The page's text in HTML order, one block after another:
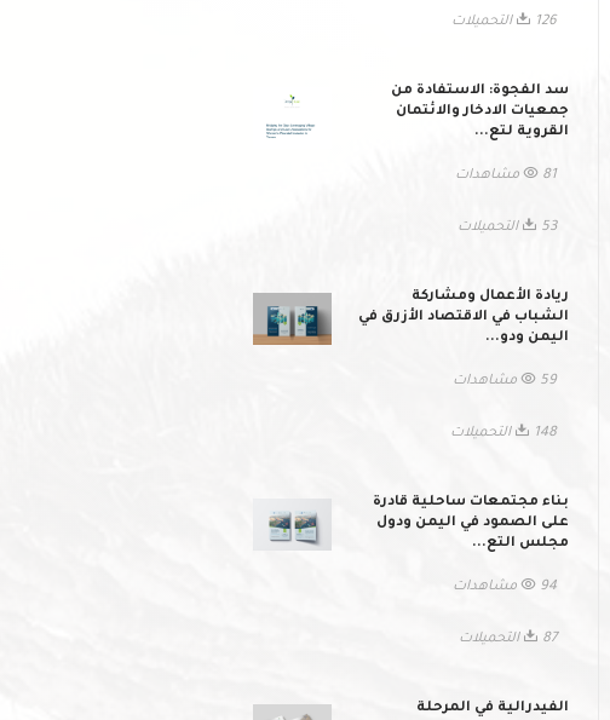
126 التحميلات
سد الفجوة: الاستفادة من
جمعيات الادخار والائتمان
القروية لتع...
81 مشاهدات
53 التحميلات
ريادة الأعمال ومشاركة
الشباب في الاقتصاد الأزرق في
اليمن ودو...
59 مشاهدات
148 التحميلات
بناء مجتمعات ساحلية قادرة
على الصمود في اليمن ودول
مجلس التع...
94 مشاهدات
87 التحميلات
الفيدرالية في المرحلة